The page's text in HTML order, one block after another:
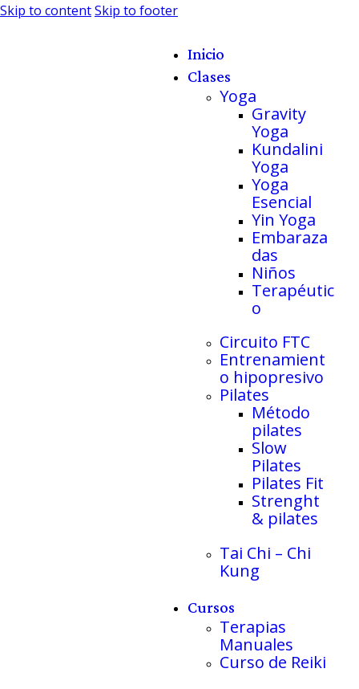
Skip to contentSkip to footer
Inicio
Clases
Yoga
Gravity
Yoga
Kundalini
Yoga
Yoga
Esencial
Yin Yoga
Embaraza
das
Niños
Terapéutic
o
Circuito FTC
Entrenamient
o hipopresivo
Pilates
Método
pilates
Slow
Pilates
Pilates Fit
Strenght
& pilates
Tai Chi – Chi
Kung
Cursos
Terapias
Manuales
Curso de Reiki